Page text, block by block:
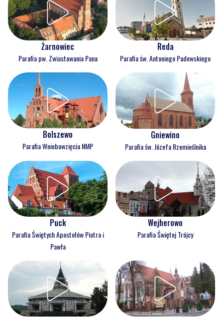
Żarnowiec
Parafia pw. Zwiastowania Pana
Reda
Parafia św. Antoniego Padewskiego
Bolszewo
Parafia Wniebowzięcia NMP
Gniewino
Parafia św. Józefa Rzemieślnika
Puck
Parafia Świętych Apostołów Piotra i
Pawła
Wejherowo
Parafia Świętej Trójcy